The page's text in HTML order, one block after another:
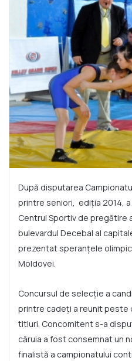
După disputarea
printre seniori, ediţia 2014,
Centrul Sportiv de pregătire
bulevardul Decebal al
prezentat speranțele
Moldovei.
Concursul de selecție a
printre cadeți a reunit
titluri. Concomitent s-a
căruia a fost consemnat un
finalistă a campionatului